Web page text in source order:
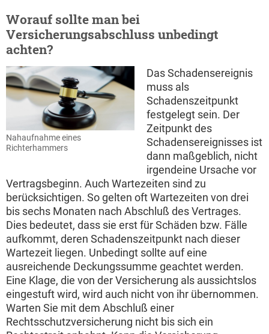
Worauf sollte man bei
Versicherungsabschluss unbedingt
achten?
Nahaufnahme eines
Richterhammers
Das Schadensereignis
muss als
Schadenszeitpunkt
festgelegt sein. Der
Zeitpunkt des
Schadensereignisses ist
dann maßgeblich, nicht
irgendeine Ursache vor
Vertragsbeginn. Auch Wartezeiten sind zu
berücksichtigen. So gelten oft Wartezeiten von drei
bis sechs Monaten nach Abschluß des Vertrages.
Dies bedeutet, dass sie erst für Schäden bzw. Fälle
aufkommt, deren Schadenszeitpunkt nach dieser
Wartezeit liegen. Unbedingt sollte auf eine
ausreichende Deckungssumme geachtet werden.
Eine Klage, die von der Versicherung als aussichtslos
eingestuft wird, wird auch nicht von ihr übernommen.
Warten Sie mit dem Abschluß einer
Rechtsschutzversicherung nicht bis sich ein